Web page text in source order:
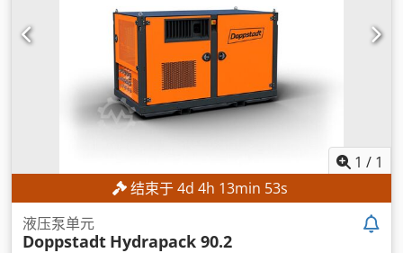
1 / 1
结束于4d 4h 13min 51s
液压泵单元
Doppstadt Hydrapack 90.2